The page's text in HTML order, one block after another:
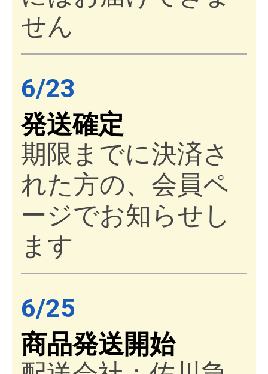
せん
6/23
発送確定
期限までに決済さ
れた方の、会員ペ
ージでお知らせし
ます
6/25
商品発送開始